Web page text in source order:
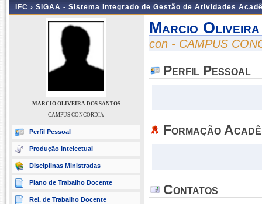
IFC › SIGAA - Sistema Integrado de Gestão de Atividades
MARCIO OLIVEIRA DOS SANTOS
CAMPUS CONCORDIA
Perfil Pessoal
Produção Intelectual
Disciplinas Ministradas
Plano de Trabalho Docente
Rel. de Trabalho Docente
Marcio
con - CAMPUS
Perfil Pessoal
Formação
Contatos